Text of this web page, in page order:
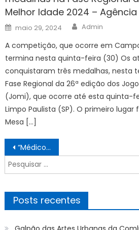
Melhor Idade 2024 –
Posted
on
maio 29, 2024 Author
Admin
A competição, que ocorre em
termina nesta quinta-feira (30) Os
conquistaram três medalhas, nesta
Fase Regional da 26ª edição dos
(Jomi), que ocorre até esta quinta-
Limpo Paulista (SP). O primeiro lugar
Mesa […]
Navegação
de
Post
“Médico na Praça” já contabiliza cerca de 500 atendimentos à população – Agência de Notícias
Pesquisar
por:
Posts recentes